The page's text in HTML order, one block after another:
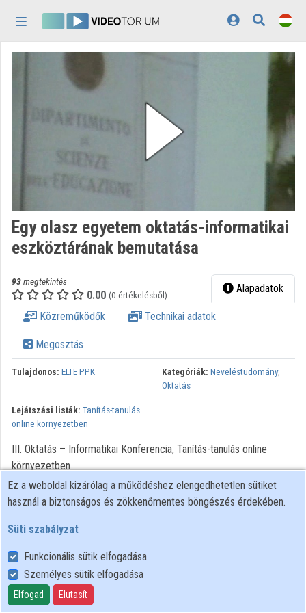
Bejelentkezés
Felfedezés
Lejátszási listák
Közreműködők
Egy olasz egyetem oktatás-informatikai
eszköztárának bemutatása
93megtekintés
0.00 (0 értékelésből) Alapadatok
Közreműködők Technikai adatok
Megosztás
Tulajdonos: ELTE PPK Kategóriák: Neveléstudomány,
Oktatás
Lejátszási listák: Tanítás-tanulás
online környezetben
III. Oktatás – Informatikai Konferencia, Tanítás-tanulás online
környezetben
Felhasználói szabályzat
Adatkezelési tájékoztató
Süti szabályzat
Ez a weboldal kizárólag a működéshez elengedhetetlen sütiket
használ a biztonságos és zökkenőmentes böngészés érdekében.
Süti szabályzat
Funkcionális sütik elfogadása
Személyes sütik elfogadása
Elfogad Elutasít